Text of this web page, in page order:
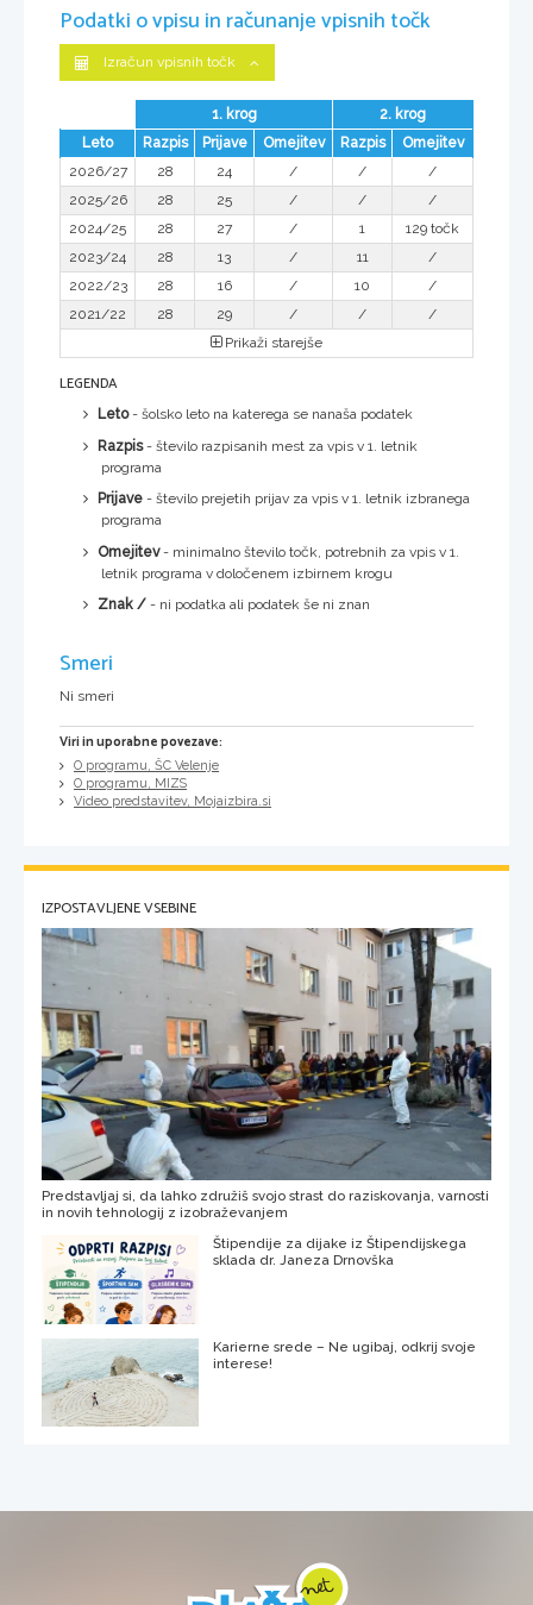
Podatki o vpisu in računanje vpisnih točk
Izračun vpisnih točk
1. krog
2. krog
Leto
Razpis Prijave Omejitev Razpis
Omejitev
2026/27
28 24 / /
/
2025/26
28 25 / /
/
2024/25
28 27 / 1
129 točk
2023/24
28 13 / 11
/
2022/23
28 16 / 10
/
2021/22
28 29 / /
/
Prikaži starejše
LEGENDA
Leto- šolsko leto na katerega se nanaša podatek
Razpis- število razpisanih mest za vpis v 1. letnik
programa
Prijave - število prejetih prijav za vpis v 1. letnik izbranega
programa
Omejitev- minimalno število točk, potrebnih za vpis v 1.
letnik programa v določenem izbirnem krogu
Znak / - ni podatka ali podatek še ni znan
Smeri
Ni smeri
Viri in uporabne povezave:
O programu, ŠC Velenje
O programu, MIZS
Video predstavitev, Mojaizbira.si
IZPOSTAVLJENE VSEBINE
Predstavljaj si, da lahko združiš svojo strast do raziskovanja, varnosti
in novih tehnologij z izobraževanjem
Štipendije za dijake iz Štipendijskega
sklada dr. Janeza Drnovška
Karierne srede – Ne ugibaj, odkrij svoje
interese!